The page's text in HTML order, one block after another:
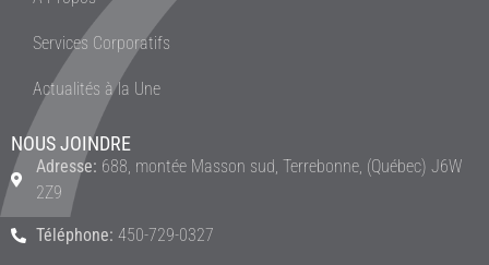
Services Corporatifs
Actualités à la Une
NOUS JOINDRE
Adresse: 688, montée Masson sud, Terrebonne, (Québec) J6W
2Z9
Téléphone: 450-729-0327